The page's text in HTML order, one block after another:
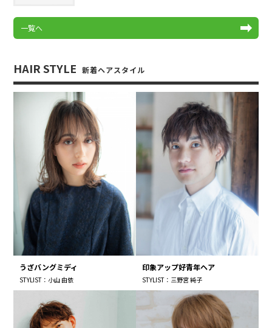
一覧へ
HAIR STYLE 新着ヘアスタイル
うざバングミディ
STYLIST：小山 由依
印象アップ好青年ヘア
STYLIST：三野宮 純子